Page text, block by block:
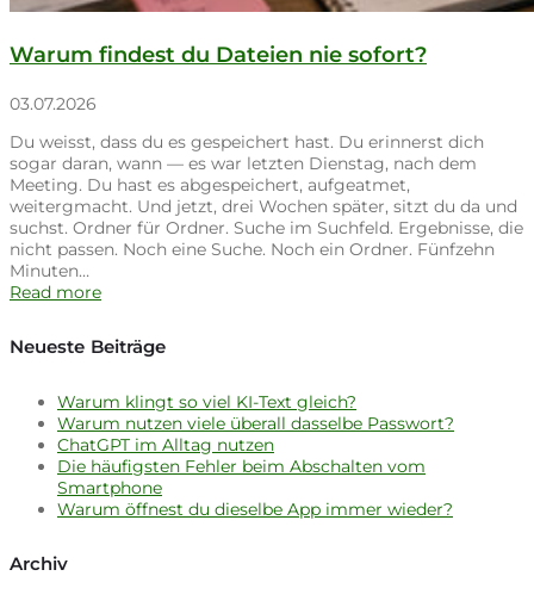
Warum findest du Dateien nie sofort?
03.07.2026
Du weisst, dass du es gespeichert hast. Du erinnerst dich
sogar daran, wann — es war letzten Dienstag, nach dem
Meeting. Du hast es abgespeichert, aufgeatmet,
weitergmacht. Und jetzt, drei Wochen später, sitzt du da und
suchst. Ordner für Ordner. Suche im Suchfeld. Ergebnisse, die
nicht passen. Noch eine Suche. Noch ein Ordner. Fünfzehn
Minuten…
Read more
Neueste Beiträge
Warum klingt so viel KI-Text gleich?
Warum nutzen viele überall dasselbe Passwort?
ChatGPT im Alltag nutzen
Die häufigsten Fehler beim Abschalten vom
Smartphone
Warum öffnest du dieselbe App immer wieder?
Archiv